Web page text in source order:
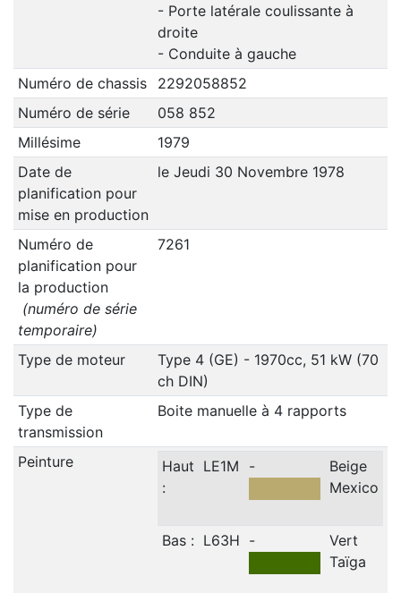
- Porte latérale coulissante à
droite
- Conduite à gauche
Numéro de chassis
2292058852
Numéro de série
058 852
Millésime
1979
Date de
planification pour
mise en production
le Jeudi 30 Novembre 1978
Numéro de
planification pour
la production
(numéro de série
temporaire)
7261
Type de moteur
Type 4 (GE) - 1970cc, 51 kW (70
ch DIN)
Type de
transmission
Boite manuelle à 4 rapports
Peinture
Haut
:
LE1M -
Beige
Mexico
Bas : L63H -
Vert
Taïga